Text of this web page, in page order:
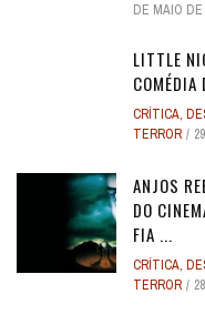
DE MAIO DE
LITTLE
COMÉDIA
CRÍTICA,
TERROR
ANJOS
DO
FIA ...
CRÍTICA,
TERROR